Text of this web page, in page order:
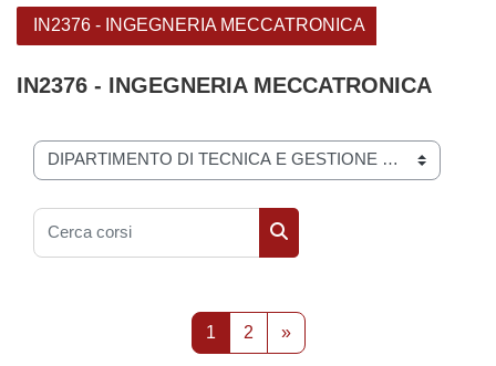
IN2376 - INGEGNERIA MECCATRONICA
IN2376 - INGEGNERIA MECCATRONICA
Categorie di corso
Cerca corsi
Cerca corsi
1 Pagina 1
2Pagina 2
»Pagina successiva